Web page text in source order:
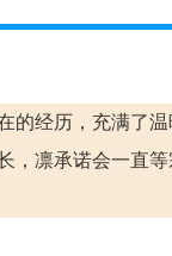
的经历，充满了温
，凛承诺会一直等